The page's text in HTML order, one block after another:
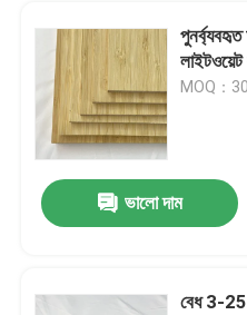
MOQ：30
ভালো দাম
বেধ 3-25